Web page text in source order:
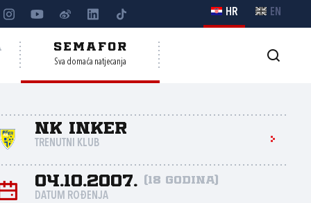
HR EN
SEMAFOR
Sva domaća natjecanja
NK Inker
TRENUTNI KLUB
04.10.2007. (18 godina)
DATUM ROĐENJA